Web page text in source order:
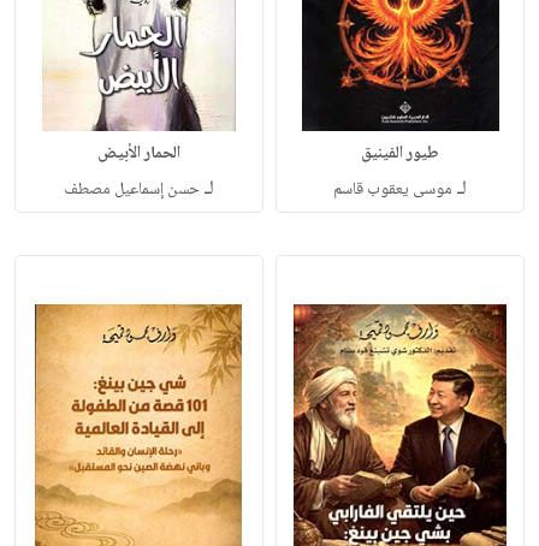
طيور الفينيق
لـ موسى يعقوب قاسم
الحمار الأبيض
لـحسن إسماعيل مصطف